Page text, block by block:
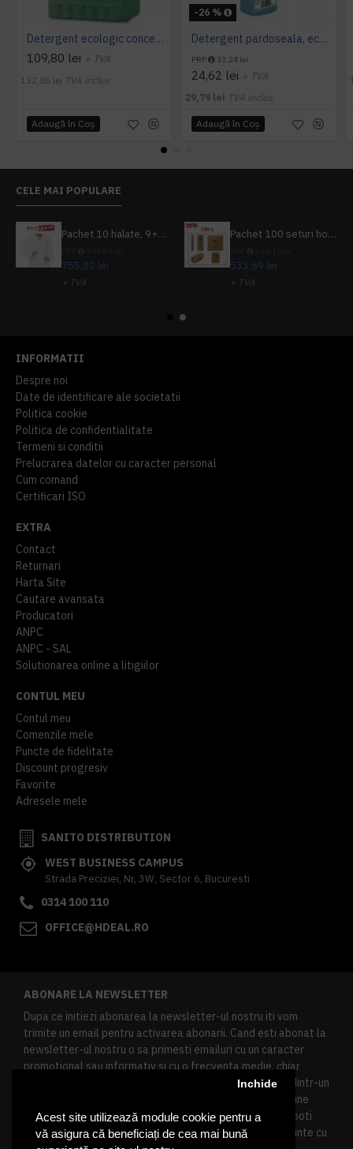
Acest site utilizează module cookie pentru a
vă asigura că beneficiați de cea mai bună
Inchide
Detergent ecologic concentrat pardoseli Tawip Vioclean, 5L
109,80 lei + TVA
132,86 lei TVA inclus
Adaugă în Coş
-26 %
Detergent pardoseala, ecologic, Green Care, TANET SR 15, 1 l
PRP 33,24 lei
24,62 lei + TVA
29,79 lei TVA inclus
Adaugă în Coş
CELE MAI POPULARE
Pachet 10 halate, 9+1 gratuit
755,82 lei
+ TVA
Pachet 100 seturi hoteliere, set dentar, set barbierit, casca de dus, pila unghii, set cusut
533,69 lei
+ TVA
INFORMATII
Despre noi
Date de identificare ale societatii
Politica cookie
Politica de confidentialitate
Termeni si conditii
Prelucrarea datelor cu caracter personal
Cum comand
Certificari ISO
EXTRA
Contact
Returnari
Harta Site
Cautare avansata
Producatori
ANPC
ANPC - SAL
Solutionarea online a litigiilor
CONTUL MEU
Contul meu
Comenzile mele
Puncte de fidelitate
Discount progresiv
Favorite
Adresele mele
SANITO DISTRIBUTION
WEST BUSINESS CAMPUS
Strada Preciziei, Nr, 3W, Sector 6, Bucuresti
0314 100 110
OFFICE@HDEAL.RO
ABONARE LA NEWSLETTER
Dupa ce initiezi abonarea la newsletter-ul nostru iti vom
trimite un email pentru activarea abonarii. Cand esti abonat la
newsletter-ul nostru o sa primesti emailuri cu un caracter
promotional sau informativ si cu o frecventa medie, chiar
redusa. Daca doresti sa te dezabonezi poti urma linkul dintr-un
newsletter primit, daca esti client inregistrat ai o sectiune
speciala in contul tau in acest scop, si de asemenea ne poti
contacta oricand pe email pentru orice intrebari sau cerinte cu